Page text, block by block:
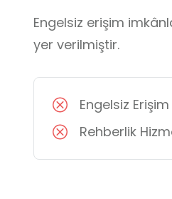
Engelsiz erişim
yer verilmiştir.
Engelsiz Erişim
Rehberlik